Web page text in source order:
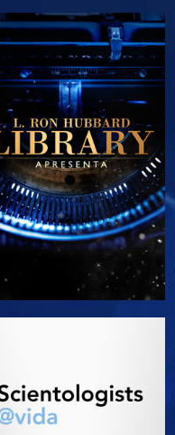
EXPLORE A SÉRIE